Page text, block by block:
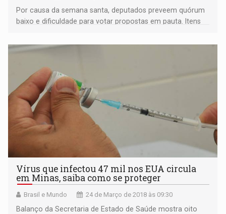
Por causa da semana santa, deputados preveem quórum
baixo e dificuldade para votar propostas em pauta. Itens
votação
Vírus que infectou 47 mil nos EUA circula
em Minas, saiba como se proteger
Brasil e Mundo 24 de Março de 2018 às 09:30
Balanço da Secretaria de Estado de Saúde mostra oito